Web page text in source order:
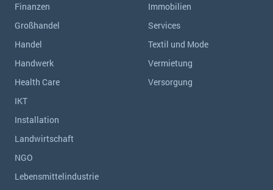
Finanzen
Großhandel
Handel
Handwerk
Health Care
IKT
Installation
Landwirtschaft
NGO
Lebensmittelindustrie
Immobilien
Services
Textil und Mode
Vermietung
Versorgung